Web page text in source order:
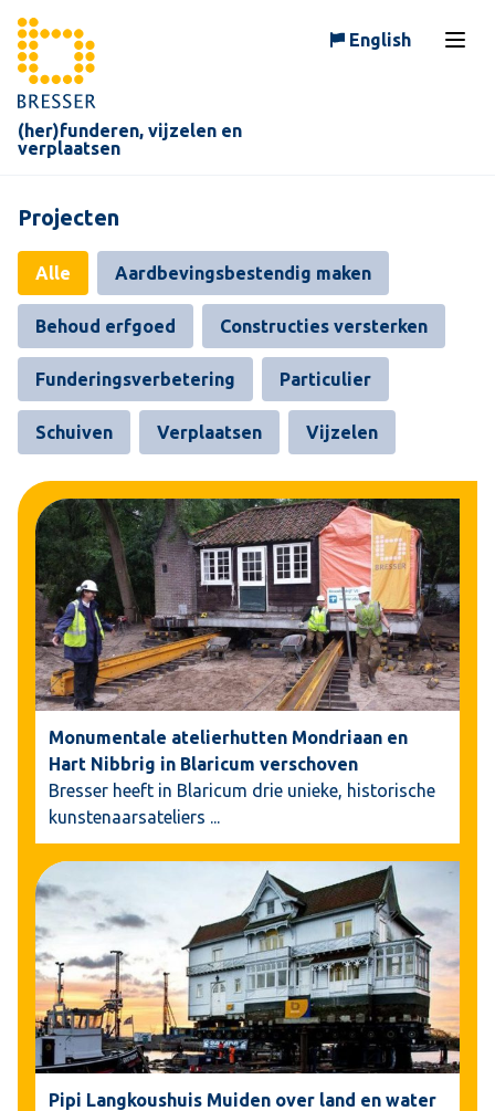
(her)funderen, vijzelen en
verplaatsen
English
Projecten
Alle Aardbevingsbestendig maken
Behoud erfgoed Constructies versterken
Funderingsverbetering Particulier
Schuiven Verplaatsen Vijzelen
Monumentale atelierhutten Mondriaan en
Hart Nibbrig in Blaricum verschoven
Bresser heeft in Blaricum drie unieke, historische
kunstenaarsateliers ...
Pipi Langkoushuis Muiden over land en water